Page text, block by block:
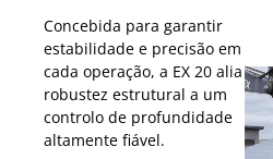
Concebida para garantir
estabilidade e precisão em
cada operação, a EX 20 alia
robustez estrutural a um
controlo de profundidade
altamente fiável.